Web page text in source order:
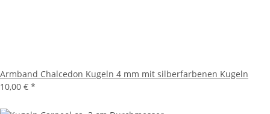
Armband Chalcedon Kugeln 4 mm mit silberfarbenen Kugeln
10,00 € *